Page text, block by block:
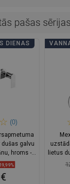
pašas sērijas
DIENAS
(0)
galvu
hroms -
00
lietus